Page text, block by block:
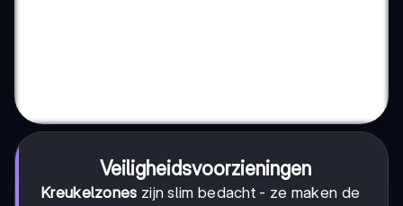
Veiligheidsvoorzieningen
Kreukelzones zijn slim bedacht - ze maken de